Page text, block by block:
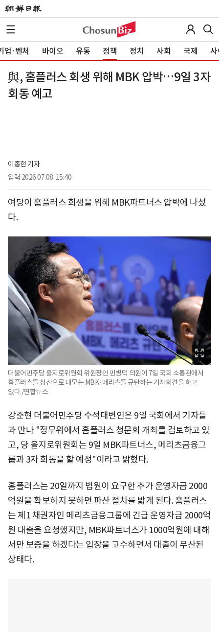
업·벤처 바이오 유통 정책 정치 사회 국제 사
與, 홈플러스 회생 위해 MBK 압박…9일 3자
회동 예고
이종현 기자
입력 2026.07.08. 15:40
여당이 홈플러스 회생을 위해 MBK파트너스 압박에 나섰
다.
더불어민주당 을지로위원회 위원장인 민병덕 의원이 7일 국회 소통관에서
홈플러스를 청산으로 내모는 MBK·메리츠를 규탄하는 기자회견을 하고
있다./연합뉴스
강준현 더불어민주당 수석대변인은 9일 국회에서 기자들
과 만나 "정무위에서 홈플러스 청문회 개최를 검토하고 있
고, 당 을지로위원회는 9일 MBK파트너스, 메리츠금융그
룹과 3자 회동을 할 예정"이라고 밝혔다.
홈플러스는 20일까지 법원이 요구한 추가 운영자금 2000
억원을 확보하지 못하면 파산 절차를 밟게 된다. 홈플러스
는 제1 채권자인 메리츠금융그룹에 긴급 운영자금 2000억
원 대출을 요청했지만, MBK파트너스가 1000억원에 대해
서만 보증을 하겠다는 입장을 고수하면서 대출이 무산된
상태다.